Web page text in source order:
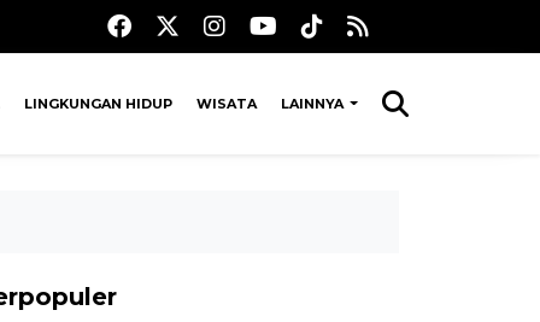
LINGKUNGAN HIDUP WISATA LAINNYA